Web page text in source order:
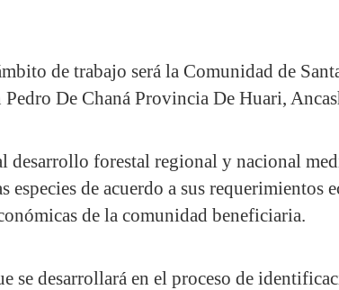
de trabajo será la Comunidad de
Pedro De Chaná Provincia De Huari,
desarrollo forestal regional y nacional
de acuerdo a sus requerimientos
de la comunidad beneficiaria.
se desarrollará en el proceso de